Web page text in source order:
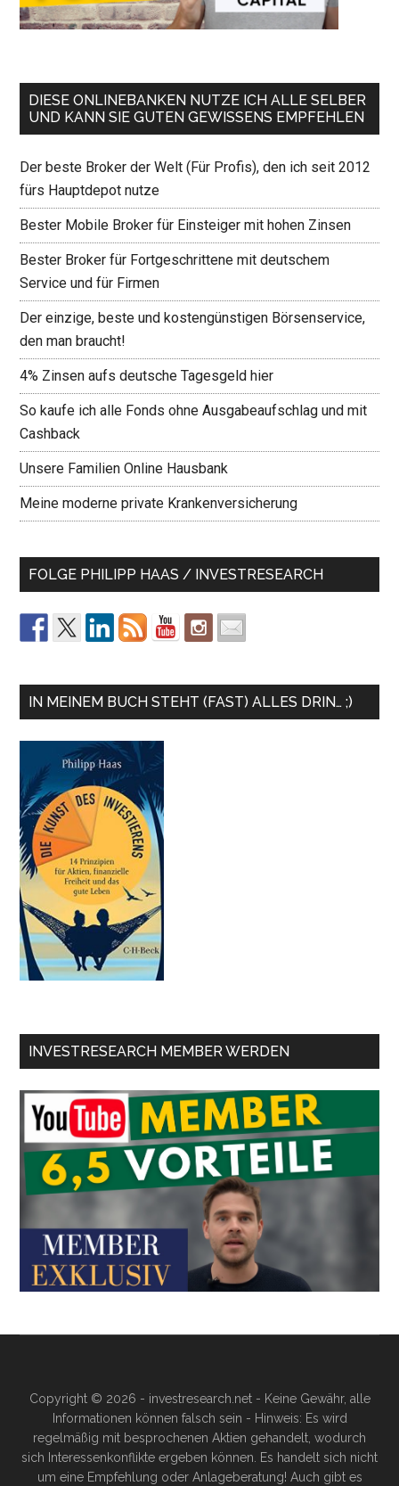
DIESE ONLINEBANKEN NUTZE ICH ALLE SELBER
UND KANN SIE GUTEN GEWISSENS EMPFEHLEN
Der beste Broker der Welt (Für Profis), den ich seit 2012
fürs Hauptdepot nutze
Bester Mobile Broker für Einsteiger mit hohen Zinsen
Bester Broker für Fortgeschrittene mit deutschem
Service und für Firmen
Der einzige, beste und kostengünstigen Börsenservice,
den man braucht!
4% Zinsen aufs deutsche Tagesgeld hier
So kaufe ich alle Fonds ohne Ausgabeaufschlag und mit
Cashback
Unsere Familien Online Hausbank
Meine moderne private Krankenversicherung
FOLGE PHILIPP HAAS / INVESTRESEARCH
IN MEINEM BUCH STEHT (FAST) ALLES DRIN… ;)
INVESTRESEARCH MEMBER WERDEN
Copyright © 2026 - investresearch.net - Keine Gewähr, alle
Informationen können falsch sein - Hinweis: Es wird
regelmäßig mit besprochenen Aktien gehandelt, wodurch
sich Interessenkonflikte ergeben können. Es handelt sich nicht
um eine Empfehlung oder Anlageberatung! Auch gibt es